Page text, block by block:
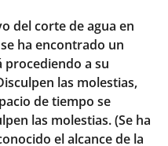
del corte de agua en
ha encontrado un
procediendo a su
las molestias,
de tiempo se
las molestias. (Se ha
el alcance de la